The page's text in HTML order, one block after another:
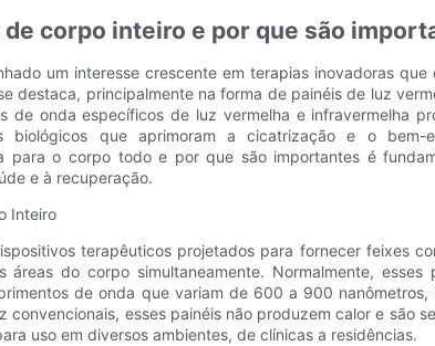
corpo inteiro e por que são
um interesse crescente em terapias inovadoras que
destaca, principalmente na forma de painéis de luz
de onda específicos de luz vermelha e infravermelha
biológicos que aprimoram a cicatrização e o bem-
para o corpo todo e por que são importantes é
e à recuperação.
Inteiro
terapêuticos projetados para fornecer feixes
do corpo simultaneamente. Normalmente, esses
de onda que variam de 600 a 900 nanômetros,
esses painéis não produzem calor e são
uso em diversos ambientes, de clínicas a residências.